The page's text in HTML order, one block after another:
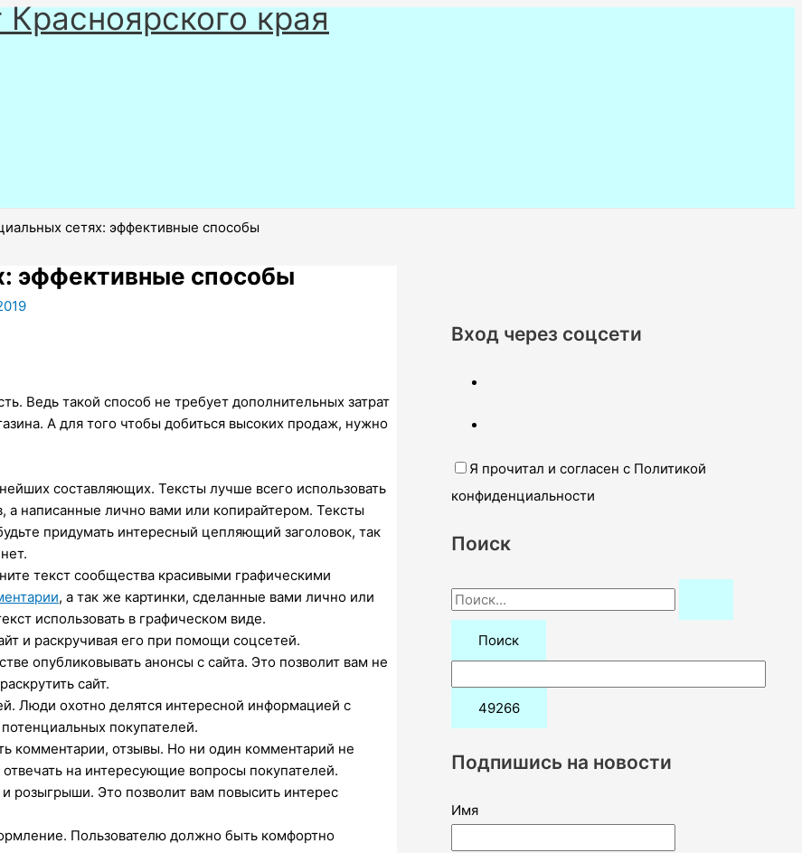
края
сетях: эффективные способы
эффективные способы
Ведь такой способ не требует дополнительных затрат
А для того чтобы добиться высоких продаж, нужно
составляющих. Тексты лучше всего использовать
а написанные лично вами или копирайтером. Тексты
придумать интересный цепляющий заголовок, так
текст сообщества красивыми графическими
, а так же картинки, сделанные вами лично или
использовать в графическом виде.
и раскручивая его при помощи соцсетей.
опубликовывать анонсы с сайта. Это позволит вам не
сайт.
Люди охотно делятся интересной информацией с
покупателей.
комментарии, отзывы. Но ни один комментарий не
на интересующие вопросы покупателей.
розыгрыши. Это позволит вам повысить интерес
Пользователю должно быть комфортно
Вход через соцсети
Я прочитал и согласен с Политикой
конфиденциальности
Поиск
П
о
:
Подпишись на новости
Имя